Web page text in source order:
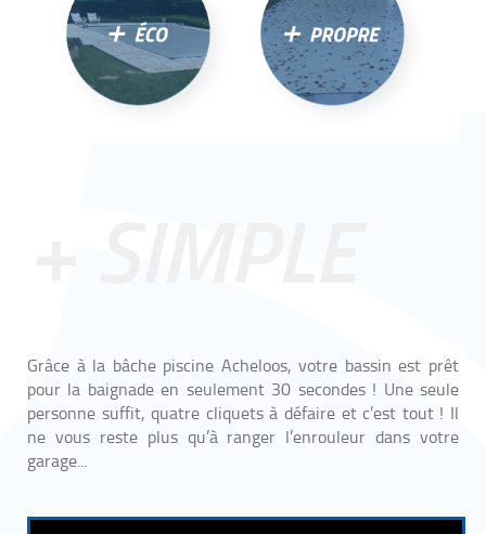
Grâce à la bâche piscine Acheloos, votre bassin est prêt
pour la baignade en seulement 30 secondes ! Une seule
personne suffit, quatre cliquets à défaire et c’est tout ! Il
ne vous reste plus qu’à ranger l’enrouleur dans votre
garage...